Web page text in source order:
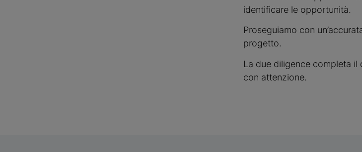
identificare le opportunità.
Proseguiamo con
progetto.
La due diligence completa il
con attenzione.